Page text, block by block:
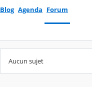
Blog Agenda Forum
Aucun sujet